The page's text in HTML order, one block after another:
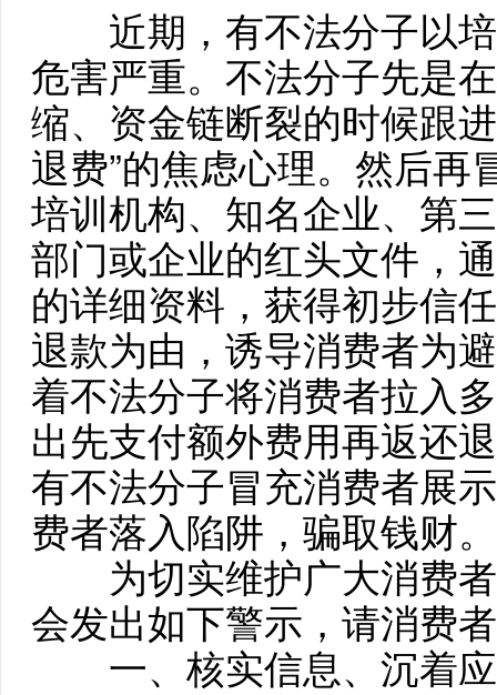
近期，有不法分子以培
危害严重。不法分子先是
缩、资金链断裂的时候跟
退费”的焦虑心理。然后
培训机构、知名企业、第
部门或企业的红头文件，
的详细资料，获得初步信
退款为由，诱导消费者为
着不法分子将消费者拉入
出先支付额外费用再返还
有不法分子冒充消费者展
费者落入陷阱，骗取钱财。
为切实维护广大消费者
会发出如下警示，请消费
一、核实信息、沉着应